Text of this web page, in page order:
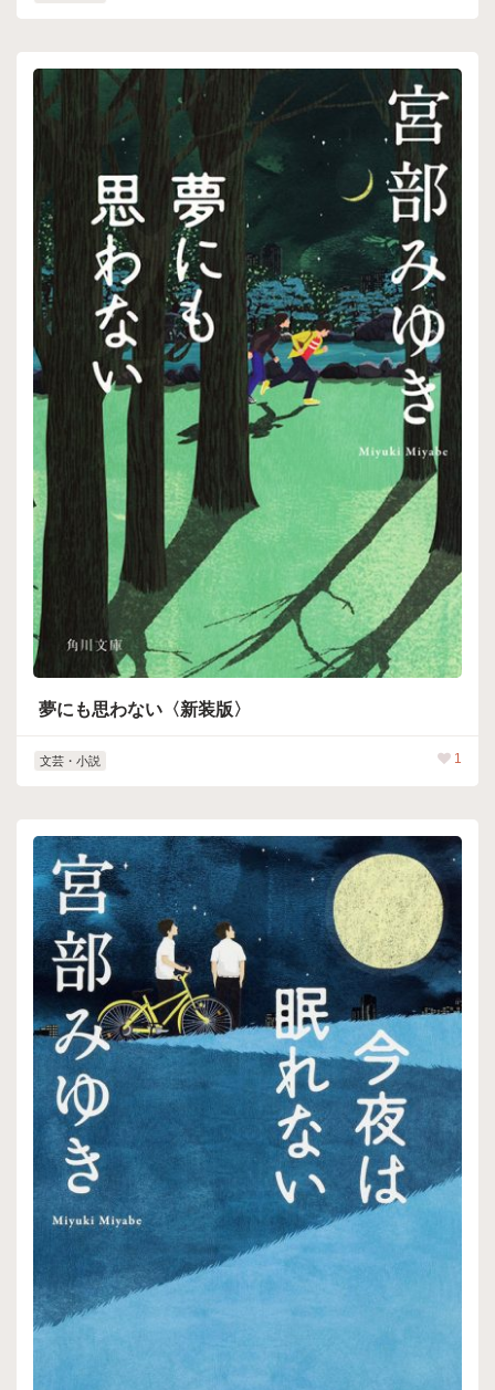
夢にも思わない〈新装版〉
文芸・小説 1